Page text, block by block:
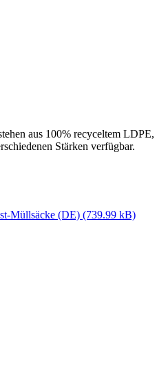
aus 100% recyceltem LDPE,
Stärken verfügbar.
Müllsäcke (DE) (739.99 kB)